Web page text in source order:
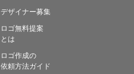
デザイナー募集
ロゴ無料提案
とは
ロゴ作成の
依頼方法ガイド